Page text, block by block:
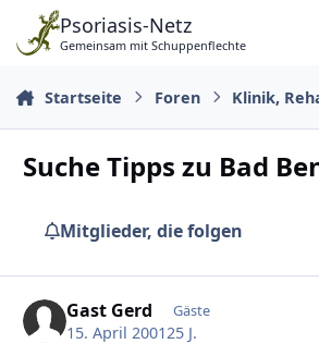
Zu Inhalt springen
Psoriasis-Netz
Gemeinsam mit Schuppenflechte
Startseite Foren Klinik,
Suche Tipps zu Bad
Mitglieder, die folgen
Gast Gerd Gäste
15. April 200125 J.